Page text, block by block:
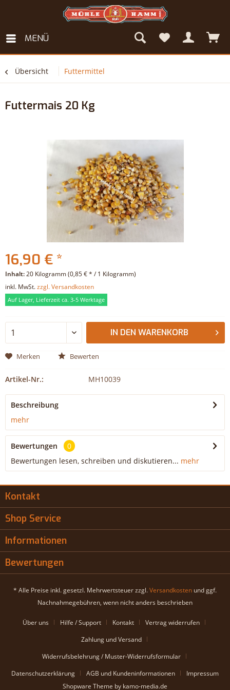
MENÜ
Übersicht Futtermittel
Futtermais 20 Kg
16,90 € *
Inhalt:20 Kilogramm (0,85 € * / 1 Kilogramm)
inkl. MwSt.zzgl. Versandkosten
Auf Lager, Lieferzeit ca. 3-5 Werktage
IN DEN WARENKORB
Merken Bewerten
Artikel-Nr.: MH10039
Beschreibung
mehr
Bewertungen
0
Bewertungen lesen, schreiben und diskutieren... mehr
Kontakt
Shop Service
Informationen
Bewertungen
* Alle Preise inkl. gesetzl. Mehrwertsteuer zzgl.Versandkosten und ggf.
Nachnahmegebühren, wenn nicht anders beschrieben
Über uns Hilfe / Support Kontakt
Vertrag widerrufen
Zahlung und Versand
Widerrufsbelehrung / Muster-Widerrufsformular
Datenschutzerklärung
AGB und Kundeninformationen
Impressum
Shopware Theme by kamo-media.de